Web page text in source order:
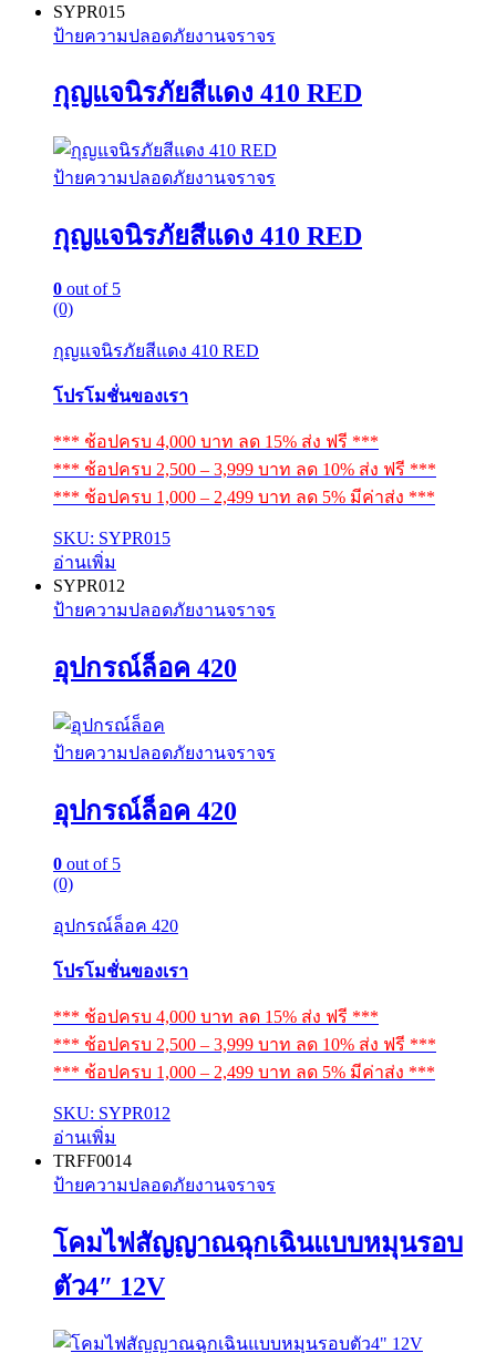
SYPR015
ป้ายความปลอดภัยงานจราจร
กุญแจนิรภัยสีแดง 410 RED
ป้ายความปลอดภัยงานจราจร
กุญแจนิรภัยสีแดง 410 RED
0 out of 5
(0)
กุญแจนิรภัยสีแดง 410 RED
โปรโมชั่นของเรา
*** ช้อปครบ 4,000 บาท ลด 15% ส่ง ฟรี ***
*** ช้อปครบ 2,500 – 3,999 บาท ลด 10% ส่ง ฟรี ***
*** ช้อปครบ 1,000 – 2,499 บาท ลด 5% มีค่าส่ง ***
SKU: SYPR015
อ่านเพิ่ม
SYPR012
ป้ายความปลอดภัยงานจราจร
อุปกรณ์ล็อค 420
ป้ายความปลอดภัยงานจราจร
อุปกรณ์ล็อค 420
0 out of 5
(0)
อุปกรณ์ล็อค 420
โปรโมชั่นของเรา
*** ช้อปครบ 4,000 บาท ลด 15% ส่ง ฟรี ***
*** ช้อปครบ 2,500 – 3,999 บาท ลด 10% ส่ง ฟรี ***
*** ช้อปครบ 1,000 – 2,499 บาท ลด 5% มีค่าส่ง ***
SKU: SYPR012
อ่านเพิ่ม
TRFF0014
ป้ายความปลอดภัยงานจราจร
โคมไฟสัญญาณฉุกเฉินแบบหมุนรอบ
ตัว4″ 12V